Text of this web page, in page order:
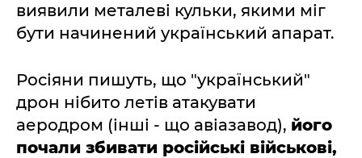
виявили металеві кульки, якими міг
бути начинений український апарат.
Росіяни пишуть, що "український"
дрон нібито летів атакувати
аеродром (інші - що авіазавод), його
почали збивати російські військові,